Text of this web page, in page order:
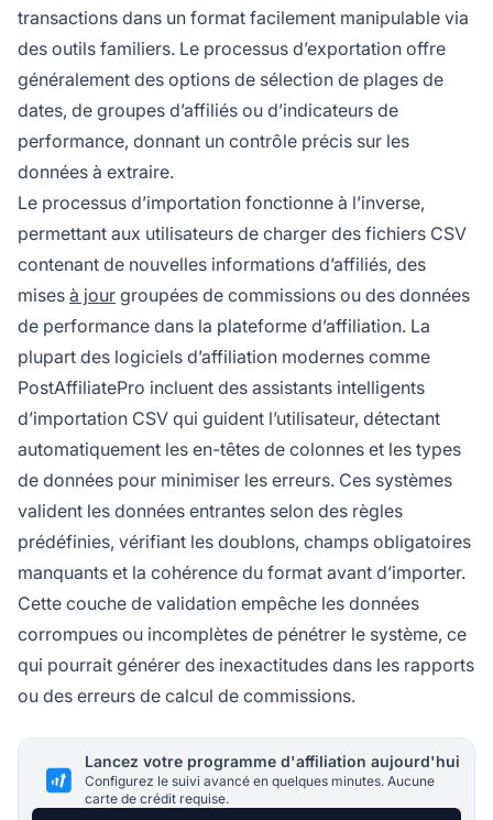
transactions dans un format facilement manipulable via
des outils familiers. Le processus d’exportation offre
généralement des options de sélection de plages de
dates, de groupes d’affiliés ou d’indicateurs de
performance, donnant un contrôle précis sur les
données à extraire.
Le processus d’importation fonctionne à l’inverse,
permettant aux utilisateurs de charger des fichiers CSV
contenant de nouvelles informations d’affiliés, des
mises à jour groupées de commissions ou des données
de performance dans la plateforme d’affiliation. La
plupart des logiciels d’affiliation modernes comme
PostAffiliatePro incluent des assistants intelligents
d’importation CSV qui guident l’utilisateur, détectant
automatiquement les en-têtes de colonnes et les types
de données pour minimiser les erreurs. Ces systèmes
valident les données entrantes selon des règles
prédéfinies, vérifiant les doublons, champs obligatoires
manquants et la cohérence du format avant d’importer.
Cette couche de validation empêche les données
corrompues ou incomplètes de pénétrer le système, ce
qui pourrait générer des inexactitudes dans les rapports
ou des erreurs de calcul de commissions.
Lancez votre programme d'affiliation aujourd'hui
Configurez le suivi avancé en quelques minutes. Aucune
carte de crédit requise.